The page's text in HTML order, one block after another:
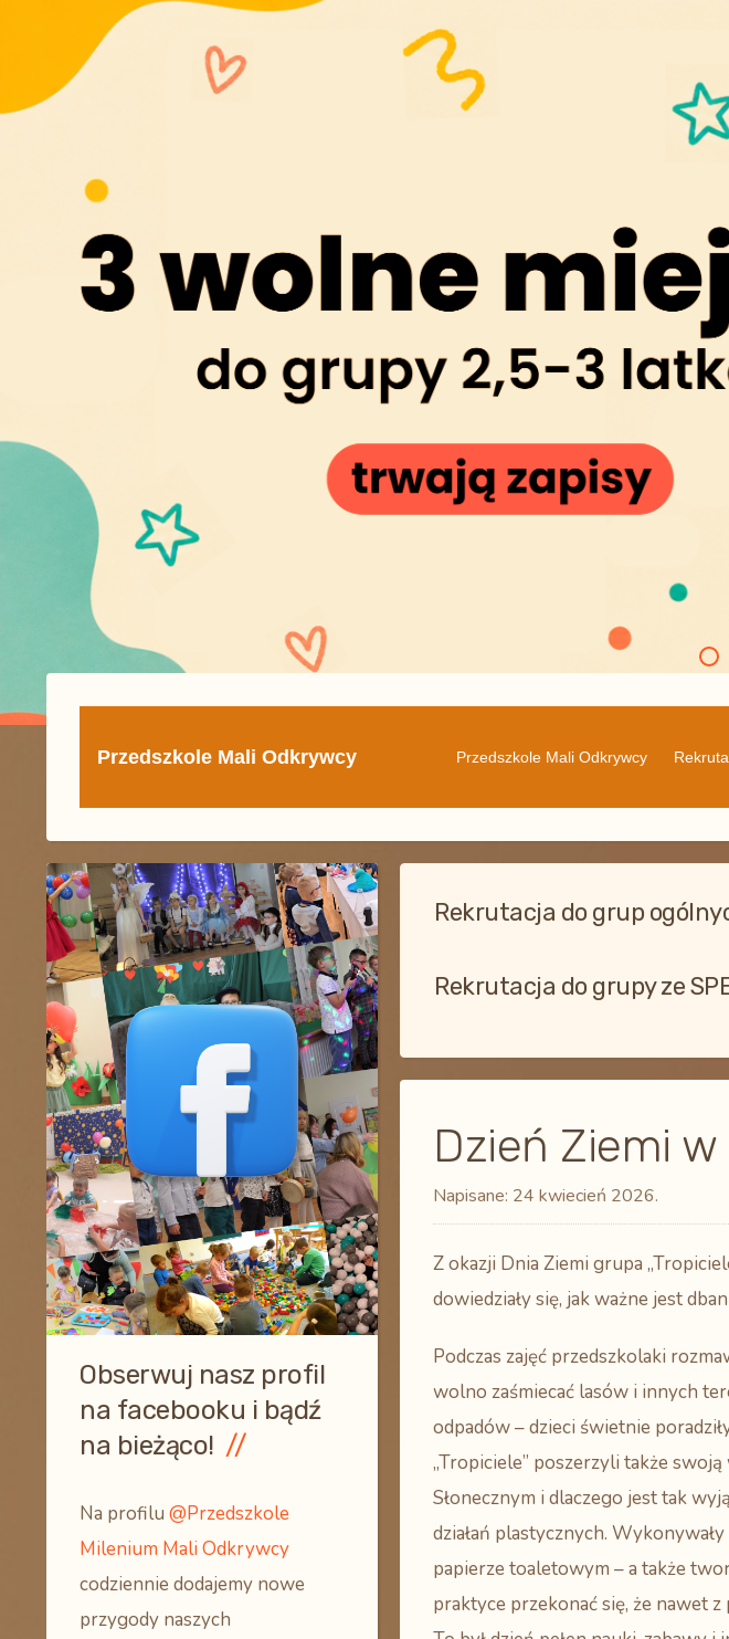
Przedszkole Mali Odkrywcy Przedszkole Mali Odkrywcy
Rekrutacja do grup
Rekrutacja do grupy ze
Dzień Ziemi
Napisane: 24 kwiecień 2026.
Z okazji Dnia Ziemi grupa
dowiedziały się, jak ważne jest
Podczas zajęć przedszkolaki
wolno zaśmiecać lasów i innych
odpadów – dzieci świetnie
„Tropiciele” poszerzyli także
Słonecznym i dlaczego jest tak
działań plastycznych.
papierze toaletowym – a także
praktyce przekonać się, że nawet
Obserwuj nasz profil
na facebooku i bądź
na bieżąco!
Na profilu @Przedszkole
Milenium Mali Odkrywcy
codziennie dodajemy nowe
przygody naszych